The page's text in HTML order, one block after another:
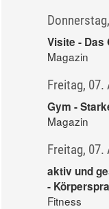
Visite - Das
Magazin
Freitag, 07.
Gym -
Magazin
Freitag, 07.
aktiv und
-
Fitness